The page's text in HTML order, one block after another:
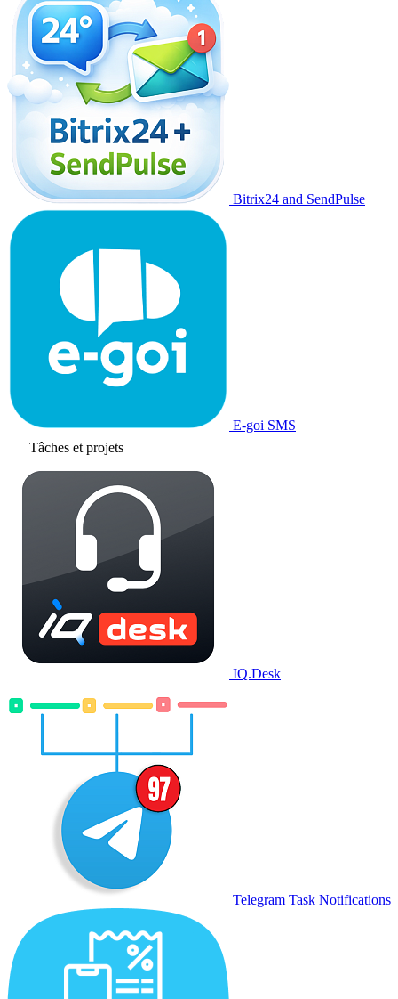
Bitrix24 and SendPulse
E-goi SMS
Tâches et projets
IQ.Desk
Telegram Task Notifications